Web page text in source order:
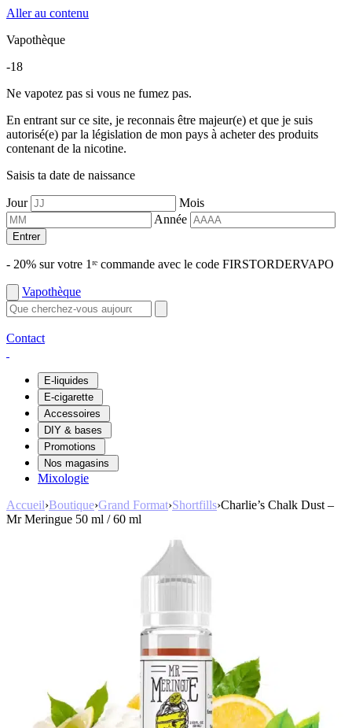
Aller au contenu
Vapothèque
-18
Ne vapotez pas si vous ne fumez pas.
En entrant sur ce site, je reconnais être majeur(e) et que je suis
autorisé(e) par la législation de mon pays à acheter des produits
contenant de la nicotine.
Saisis ta date de naissance
Jour
Mois
Année
Entrer
- 20% sur votre 1ʳᵉ commande avec le code FIRSTORDERVAPO
Vapothèque
Contact
E-liquides
E-cigarette
Accessoires
DIY & bases
Promotions
Nos magasins
Mixologie
Accueil›Boutique›Grand Format›Shortfills›Charlie’s Chalk Dust –
Mr Meringue 50 ml / 60 ml